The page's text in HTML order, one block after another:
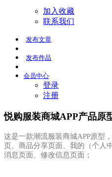
加入收藏
联系我们
发布文章
发布作品
会员中心
登录
注册
悦购服装商城APP产品原
这是一款潮流服装商城APP原型
页、商品分享页面、我的（个人
消息页面、修改信息页面；